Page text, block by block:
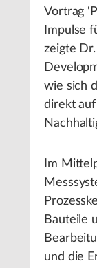
Vortrag
Impulse
zeigte
wie sich
direkt auf
Im
Bauteile
und die